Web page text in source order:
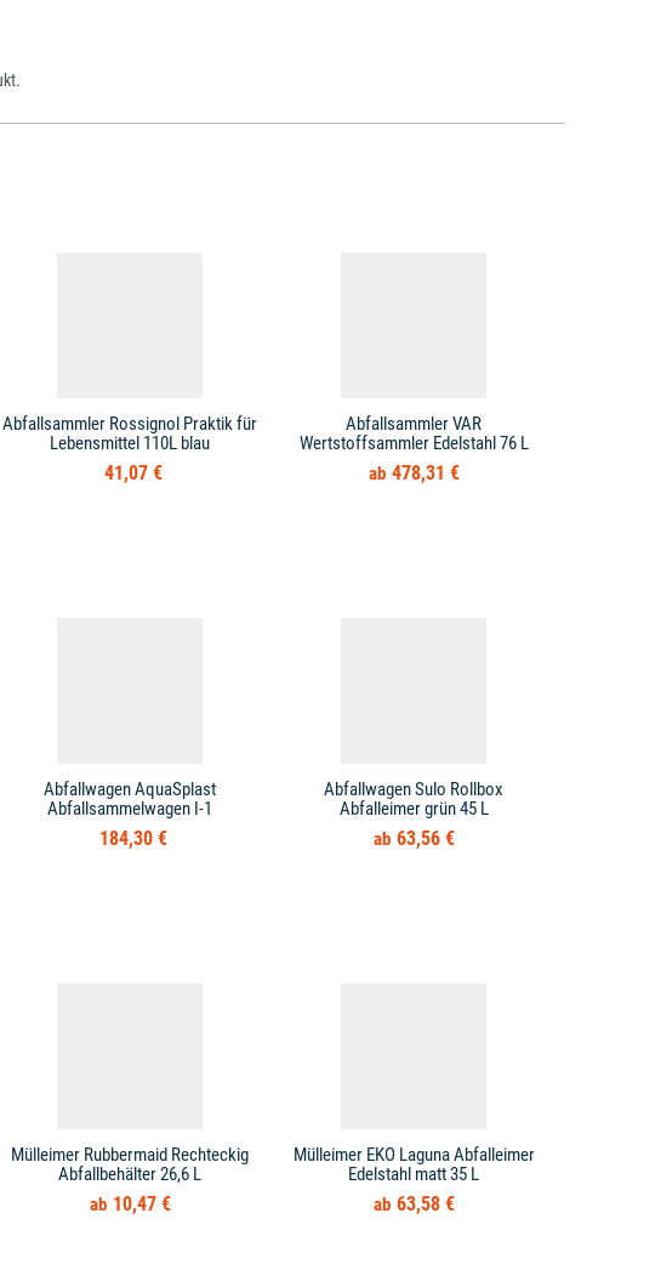
Abfallsammler Rossignol Praktik für
Lebensmittel 110L blau
41,07 €
Abfallsammler VAR
Wertstoffsammler Edelstahl 76 L
478,31 €
Abfallwagen AquaSplast
Abfallsammelwagen I-1
184,30 €
Abfallwagen Sulo Rollbox
Abfalleimer grün 45 L
63,56 €
Mülleimer Rubbermaid Rechteckig
Abfallbehälter 26,6 L
10,47 €
Mülleimer EKO Laguna Abfalleimer
Edelstahl matt 35 L
63,58 €